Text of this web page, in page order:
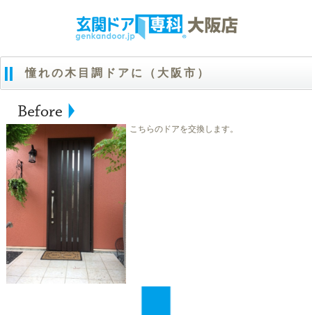
憧れの木目調ドアに（大阪市）
こちらのドアを交換します。